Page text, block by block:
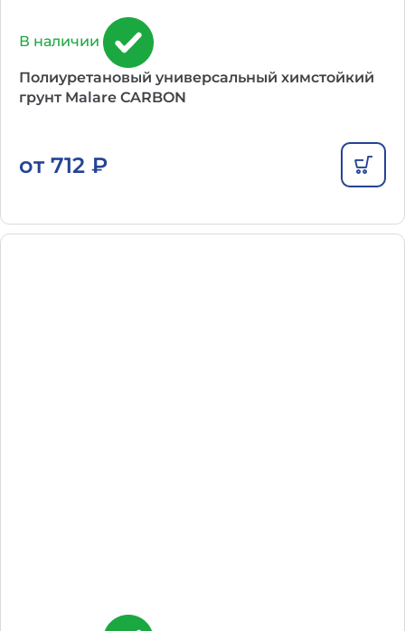
В наличии
Полиуретановый универсальный химстойкий
грунт Malare CARBON
от 712 ₽